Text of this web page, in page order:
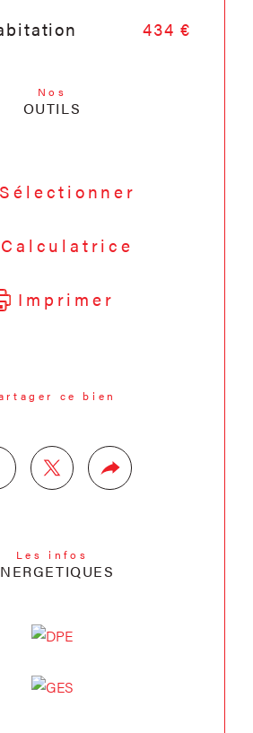
434 €
Nos
OUTILS
Sélectionner
Calculatrice
Imprimer
ce bien
Les infos